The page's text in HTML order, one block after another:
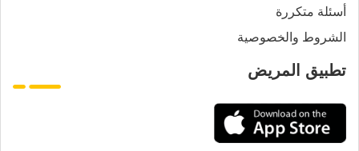
أسئلة متكررة
الشروط والخصوصية
تطبيق المريض